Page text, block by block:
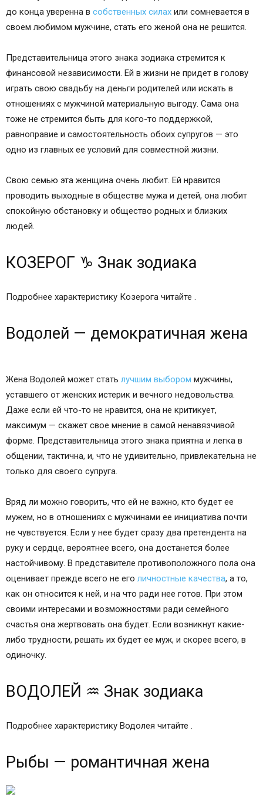
не послужат ей мотивацией для создания семьи. Если она не
до конца уверенна в
или сомневается в
Представительница этого знака зодиака стремится к
финансовой независимости. Ей в жизни не придет в голову
играть свою свадьбу на деньги родителей или искать в
отношениях с мужчиной материальную выгоду. Сама она
тоже не стремится быть для кого-то поддержкой,
равноправие и самостоятельность обоих супругов — это
Свою семью эта женщина очень любит. Ей нравится
проводить выходные в обществе мужа и детей, она любит
спокойную обстановку и общество родных и близких
КОЗЕРОГ ♑ Знак зодиака
Водолей — демократичная жена
уставшего от женских истерик и вечного недовольства.
Даже если ей что-то не нравится, она не критикует,
максимум — скажет свое мнение в самой ненавязчивой
форме. Представительница этого знака приятна и легка в
мужем, но в отношениях с мужчинами ее инициатива почти
не чувствуется. Если у нее будет сразу два претендента на
руку и сердце, вероятнее всего, она достанется более
оценивает прежде всего не его
личностные качества
как он относится к ней, и на что ради нее готов. При этом
своими интересами и возможностями ради семейного
счастья она жертвовать она будет. Если возникнут какие-
ВОДОЛЕЙ ♒ Знак зодиака
Рыбы — романтичная жена